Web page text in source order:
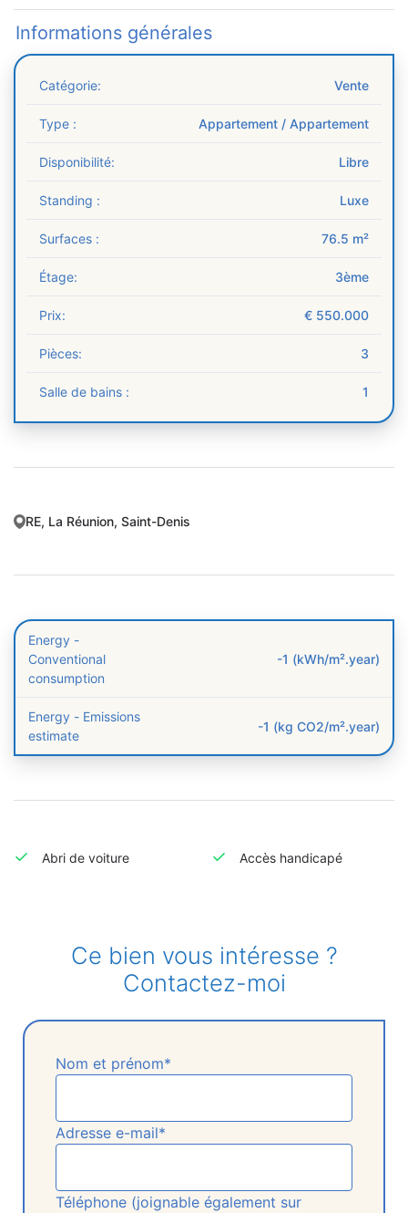
Catégorie: Vente
Type : Appartement / Appartement
Disponibilité: Libre
Standing : Luxe
Surfaces : 76.5 m²
Étage: 3ème
Prix: € 550.000
Pièces: 3
Salle de bains : 1
RE, La Réunion, Saint-Denis
Energy -
Conventional
consumption
-1 (kWh/m².year)
Energy - Emissions
estimate
-1 (kg CO2/m².year)
Abri de voiture Accès handicapé
Ce bien vous intéresse ?
Contactez-moi
Nom et prénom*
Adresse e-mail*
Téléphone (joignable également sur